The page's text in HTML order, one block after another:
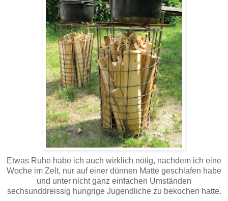
Etwas Ruhe habe ich auch wirklich nötig, nachdem ich eine
Woche im Zelt, nur auf einer dünnen Matte geschlafen habe
und unter nicht ganz einfachen Umständen
sechsunddreissig hungrige Jugendliche zu bekochen hatte.